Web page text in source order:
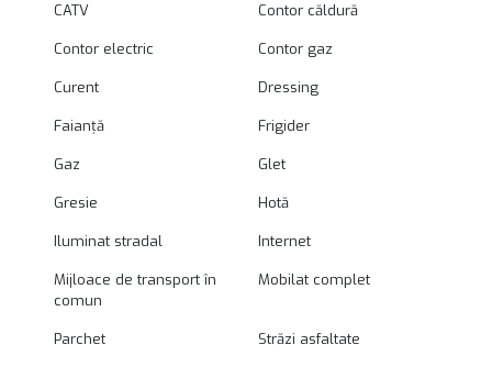
CATV Contor căldură
Contor electric Contor gaz
Curent Dressing
Faianță Frigider
Gaz Glet
Gresie Hotă
Iluminat stradal Internet
Mijloace de transport în
comun
Mobilat complet
Parchet Străzi asfaltate